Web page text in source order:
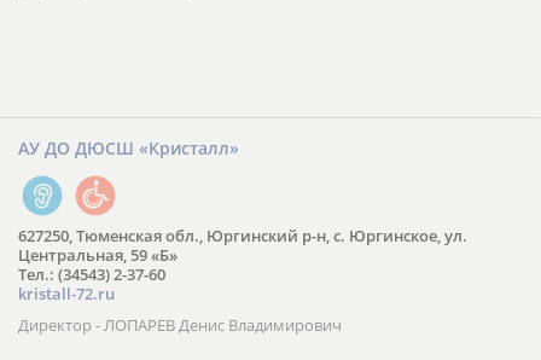
АУ ДО ДЮСШ «Кристалл»
627250, Тюменская обл., Юргинский р-н, с. Юргинское, ул.
Центральная, 59 «Б»
Тел.: (34543) 2-37-60
kristall-72.ru
Директор - ЛОПАРЕВ Денис Владимирович